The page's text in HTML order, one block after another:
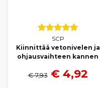
SCP
Kiinnittää vetonivelen ja
ohjausvaihteen kannen
€ 7,93 € 4,92